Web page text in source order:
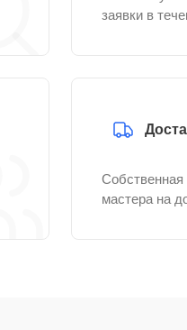
заявки в
мастера на